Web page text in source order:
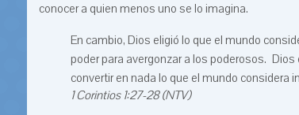
conocer a quien menos uno se lo imagina.
En cambio, Dios eligió lo que el mundo
poder para avergonzar a los poderosos.
convertir en nada lo que el mundo considera
1 Corintios 1:27-28 (NTV)